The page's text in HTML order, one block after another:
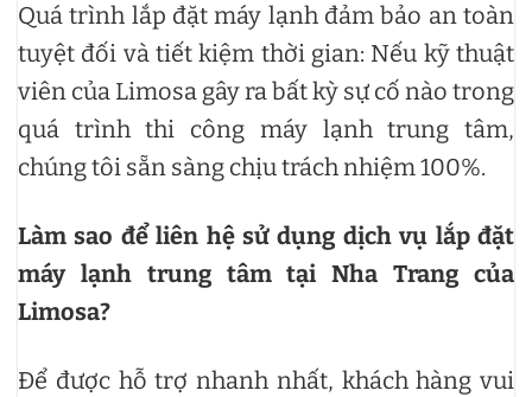
Quá trình lắp đặt máy lạnh đảm bảo an toàn
tuyệt đối và tiết kiệm thời gian: Nếu kỹ thuật
viên của Limosa gây ra bất kỳ sự cố nào trong
quá trình thi công máy lạnh trung tâm,
chúng tôi sẵn sàng chịu trách nhiệm 100%.
Làm sao để liên hệ sử dụng dịch vụ lắp đặt
máy lạnh trung tâm tại Nha Trang của
Limosa?
Để được hỗ trợ nhanh nhất, khách hàng vui